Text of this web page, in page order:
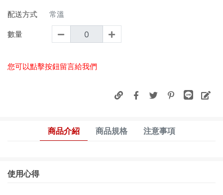
配送方式 常溫
數量
您可以點擊按鈕留言給我們
商品介紹 商品規格 注意事項
使用心得